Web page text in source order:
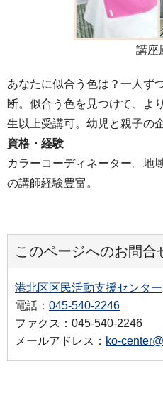
講座
あなたに似合う色は？一人ず
断。似合う色を見つけて、よ
生以上受講可。幼児と親子の
資格・経験
カラーコーディネーター。地
の講師経験豊富。
このページへのお問合
港北区区民活動支援センター
電話： 045-540-2246
ファクス：045-540-2246
メールアドレス： ko-